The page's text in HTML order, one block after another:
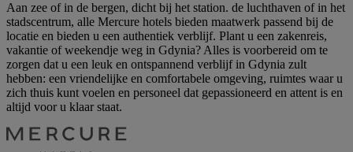
Aan zee of in de bergen, dicht bij het station. de luchthaven of in het
stadscentrum, alle Mercure hotels bieden maatwerk passend bij de
locatie en bieden u een authentiek verblijf. Plant u een zakenreis,
vakantie of weekendje weg in Gdynia? Alles is voorbereid om te
zorgen dat u een leuk en ontspannend verblijf in Gdynia zult
hebben: een vriendelijke en comfortabele omgeving, ruimtes waar u
zich thuis kunt voelen en personeel dat gepassioneerd en attent is en
altijd voor u klaar staat.